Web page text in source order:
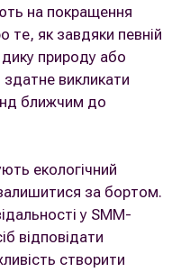
на покращення
те, як завдяки певній
дику природу або
викликати
ближчим до
екологічний
за бортом.
у SMM-
відповідати
створити